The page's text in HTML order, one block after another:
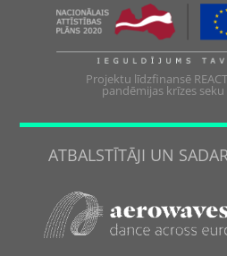
Projektu līdzfinansē
pandēmijas krīzes
ATBALSTĪTĀJI UN